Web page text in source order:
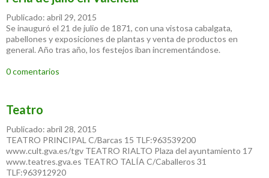
Publicado: abril 29, 2015
Se inauguró el 21 de julio de 1871, con una vistosa cabalgata,
pabellones y exposiciones de plantas y venta de productos en
general. Año tras año, los festejos iban incrementándose.
0 comentarios
Teatro
Publicado: abril 28, 2015
TEATRO PRINCIPAL C/Barcas 15 TLF:963539200
www.cult.gva.es/tgv TEATRO RIALTO Plaza del ayuntamiento 17
www.teatres.gva.es TEATRO TALÍA C/Caballeros 31
TLF:963912920